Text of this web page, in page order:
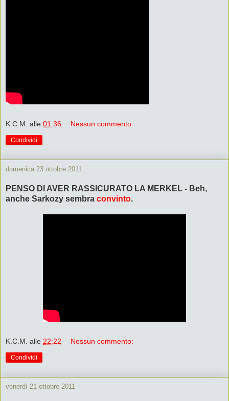
K.C.M. alle 01:36 Nessun commento:
Condividi
domenica 23 ottobre 2011
PENSO DI AVER RASSICURATO LA MERKEL - Beh,
anche Sarkozy sembra convinto.
K.C.M. alle 22:22 Nessun commento:
Condividi
venerdì 21 ottobre 2011